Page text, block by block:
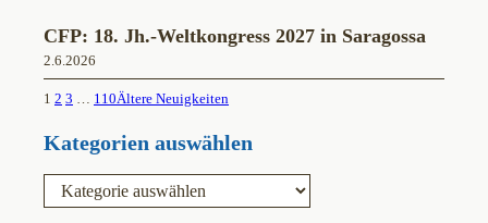
CFP: 18. Jh.-Weltkongress 2027 in Saragossa
2.6.2026
1 2 3 110Ältere Neuigkeiten
Kategorien auswählen